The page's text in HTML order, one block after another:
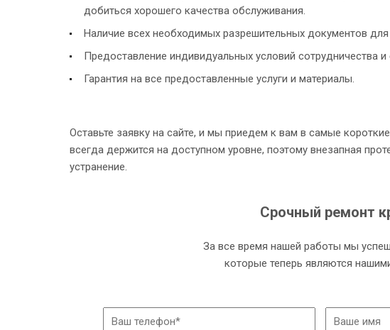
добиться хорошего качества обслуживания.
Наличие всех необходимых разрешительных документов
Предоставление индивидуальных условий сотрудничества и
Гарантия на все предоставленные услуги и материалы.
Оставьте заявку на сайте, и мы приедем к вам в самые
всегда держится на доступном уровне, поэтому внезапная
устранение.
Срочный ремонт
За все время нашей работы мы
которые теперь являются